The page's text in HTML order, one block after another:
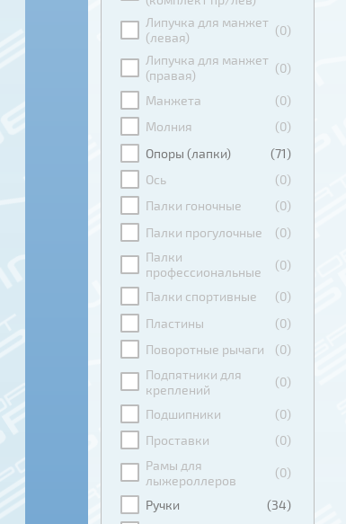
Липучка для манжет
(левая)
(0)
Липучка для манжет
(правая)
(0)
Манжета
(0)
Молния
(0)
Опоры (лапки)
(71)
Ось
(0)
Палки гоночные
(0)
Палки прогулочные
(0)
Палки
профессиональные
(0)
Палки спортивные
(0)
Пластины
(0)
Поворотные рычаги
(0)
Подпятники для
креплений
(0)
Подшипники
(0)
Проставки
(0)
Рамы для
лыжероллеров
(0)
Ручки
(34)